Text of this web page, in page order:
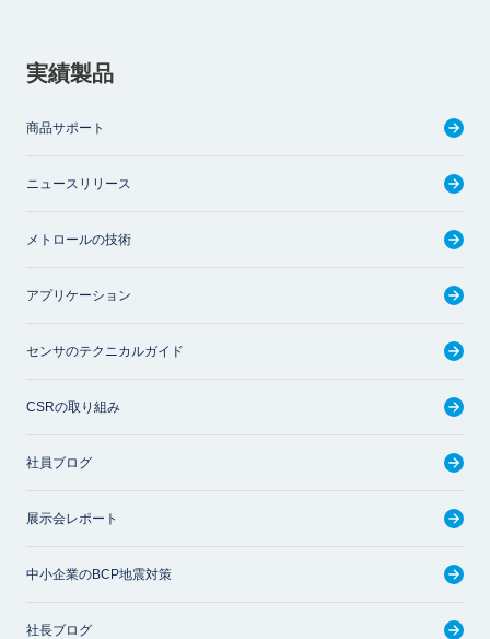
実績製品
商品サポート
ニュースリリース
メトロールの技術
アプリケーション
センサのテクニカルガイド
CSRの取り組み
社員ブログ
展示会レポート
中小企業のBCP地震対策
社長ブログ